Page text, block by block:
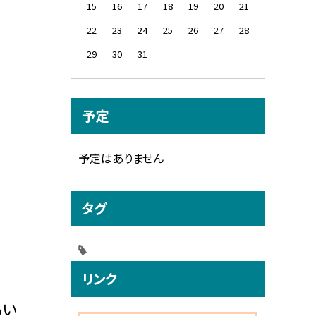
15 16 17 18 19 20
21
22
23 24 25 26 27
28
29
30 31
予定
予定はありません
タグ
リンク